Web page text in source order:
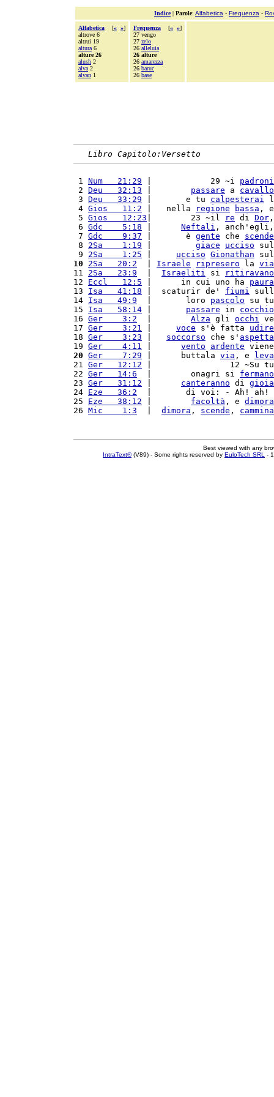
Indice| Parole: Alfabetica - Frequenza -
Alfabetica [« »]
altrove 6
altrui 19
altura 6
alture 26
alush 2
alva 2
alvan 1
Frequenza [« »]
27 vengo
27 zelo
26 alleluia
26 alture
26 amarezza
26 baruc
26 base
Libro Capitolo:Versetto
1 Num   21:29 |            29 ~i padroni
2 Deu   32:13 passare a cavallo
3 Deu   33:29 |       e tu calpesterai
4 Gios   11:2 |   nella regione bassa ,
5 Gios   12:23 |        23 ~il re di Dor
6 Gdc    5:18 Neftali ,
7 Gdc    9:37 |       è gente che scende
8 2Sa    1:19 giace ucciso
9 2Sa    1:25 ucciso Gionathan
10
2Sa   20:2 Israele ripresero la via
11 2Sa   23:9 Israeliti si
ritiravano
12 Eccl   12:5 |      in cui uno ha paura
13 Isa   41:18 |  scaturir de' fiumi
14 Isa   49:9
  |       loro
pascolo su
15 Isa   58:14 passare in cocchio
16 Ger    3:2 Alza gli occhi
17 Ger    3:21 voce s'è fatta udire
18 Ger    3:23 soccorso che s' aspetta
19 Ger    4:11 vento ardente
20 Ger    7:29 |      buttala via , e
leva
21 Ger   12:12 |                12 ~Su
22 Ger   14:6
  |        onagri si
fermano
23 Ger   31:12 canteranno di gioia
24 Eze   36:2
|       di voi: - Ah!
25 Eze   38:12 facoltà , e dimora
26 Mic    1:3 dimora , scende , cammina
Best viewed with any
IntraText®(V89) - Some rights reserved by EuloTech SRL -